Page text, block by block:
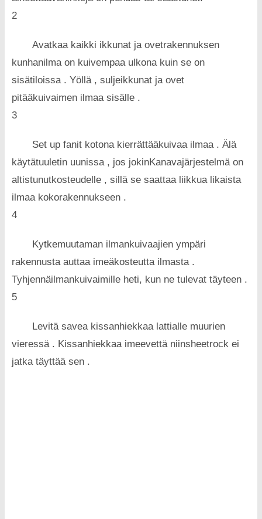
2
Avatkaa kaikki ikkunat ja ovetrakennuksen
kunhanilma on kuivempaa ulkona kuin se on
sisätiloissa . Yöllä , suljeikkunat ja ovet
pitääkuivaimen ilmaa sisälle .
3
Set up fanit kotona kierrättääkuivaa ilmaa . Älä
käytätuuletin uunissa , jos jokinKanavajärjestelmä on
altistunutkosteudelle , sillä se saattaa liikkua likaista
ilmaa kokorakennukseen .
4
Kytkemuutaman ilmankuivaajien ympäri
rakennusta auttaa imeäkosteutta ilmasta .
Tyhjennäilmankuivaimille heti, kun ne tulevat täyteen .
5
Levitä savea kissanhiekkaa lattialle muurien
vieressä . Kissanhiekkaa imeevettä niinsheetrock ei
jatka täyttää sen .